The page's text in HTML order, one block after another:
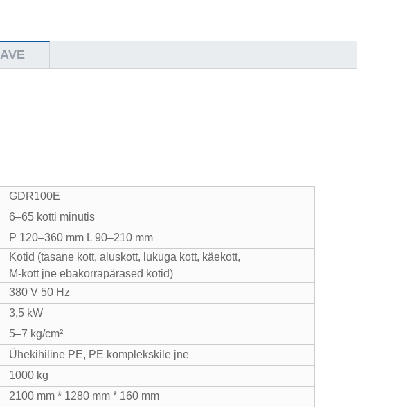
GDR100E
6–65 kotti minutis
P 120–360 mm L 90–210 mm
Kotid (tasane kott, aluskott, lukuga kott, käekott,
M-kott jne ebakorrapärased kotid)
380 V 50 Hz
3,5 kW
5–7 kg/cm²
Ühekihiline PE, PE komplekskile jne
1000 kg
2100 mm * 1280 mm * 160 mm